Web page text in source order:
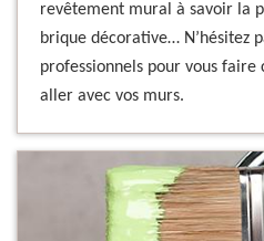
revêtement mural à savoir la
brique décorative… N’hésitez
professionnels pour vous
aller avec vos murs.